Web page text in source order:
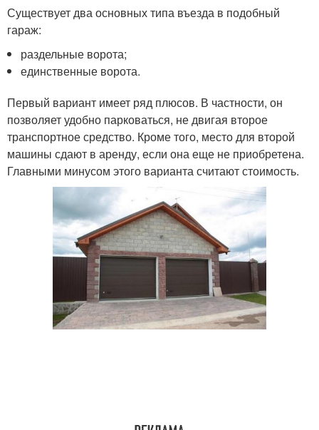
Существует два основных типа въезда в подобный
гараж:
раздельные ворота;
единственные ворота.
Первый вариант имеет ряд плюсов. В частности, он
позволяет удобно парковаться, не двигая второе
транспортное средство. Кроме того, место для второй
машины сдают в аренду, если она еще не приобретена.
Главными минусом этого варианта считают стоимость.